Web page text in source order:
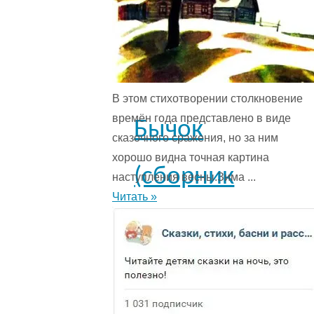
Бычок
(сборник
Игрушки)
-
В этом стихотворении столкновение
времён года представ­лено в виде
сказочного сражения, но за ним
хорошо видна точная картина
наступления весны.Зима ...
Читать »